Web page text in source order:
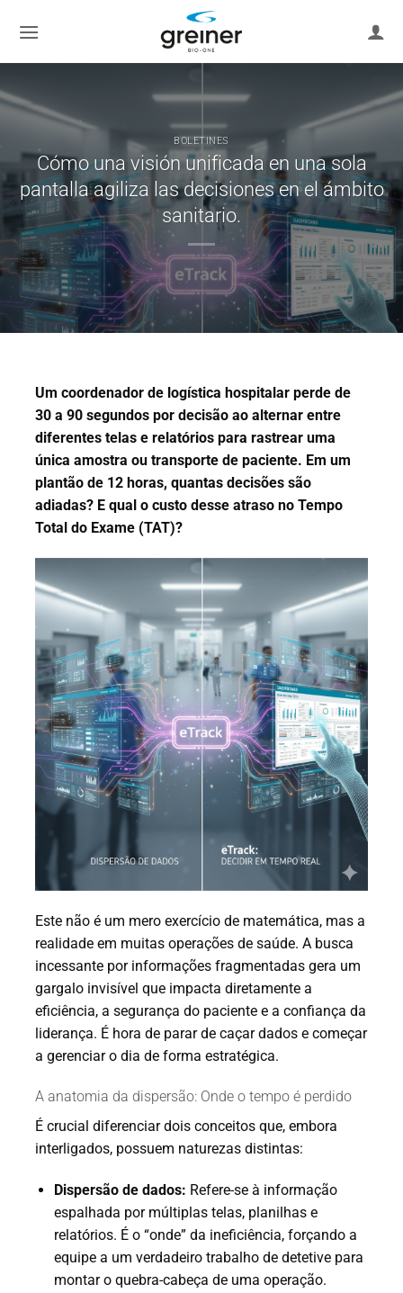
BOLETINES
Cómo una visión unificada en una sola
pantalla agiliza las decisiones en el ámbito
sanitario.
Um coordenador de logística hospitalar perde de
30 a 90 segundos por decisão ao alternar entre
diferentes telas e relatórios para rastrear uma
única amostra ou transporte de paciente. Em um
plantão de 12 horas, quantas decisões são
adiadas? E qual o custo desse atraso no Tempo
Total do Exame (TAT)?
Este não é um mero exercício de matemática, mas a
realidade em muitas operações de saúde. A busca
incessante por informações fragmentadas gera um
gargalo invisível que impacta diretamente a
eficiência, a segurança do paciente e a confiança da
liderança. É hora de parar de caçar dados e começar
a gerenciar o dia de forma estratégica.
A anatomia da dispersão: Onde o tempo é perdido
É crucial diferenciar dois conceitos que, embora
interligados, possuem naturezas distintas:
Dispersão de dados: Refere-se à informação
espalhada por múltiplas telas, planilhas e
relatórios. É o “onde” da ineficiência, forçando a
equipe a um verdadeiro trabalho de detetive para
montar o quebra-cabeça de uma operação.